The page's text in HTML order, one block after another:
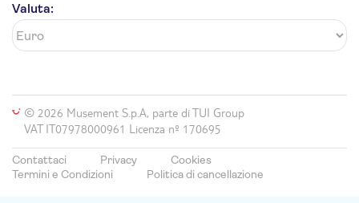
Valuta:
© 2026 Musement S.p.A, parte di TUI Group
VAT IT07978000961 Licenza nº 170695
Contattaci Privacy
Cookies
Termini e Condizioni
Politica di cancellazione